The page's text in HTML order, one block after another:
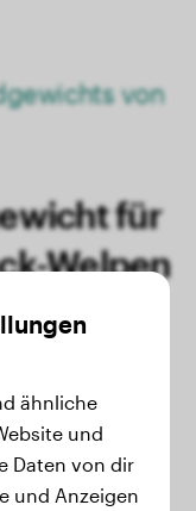
von
für
Welpen
speziellen
das Endgewicht
berechnen.
ähnliche
und
Daten von dir
und Anzeigen